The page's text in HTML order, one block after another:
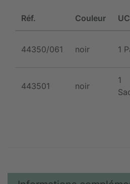
Réf. Couleur UC
44350/061 noir 1
443501 noir
1